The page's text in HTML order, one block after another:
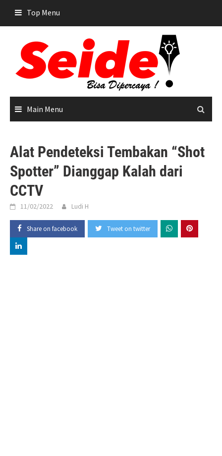
content
Top Menu
Main Menu
Alat Pendeteksi Tembakan “Shot
Spotter” Dianggap Kalah dari
CCTV
11/02/2022 Ludi H
Share on facebook Tweet on twitter